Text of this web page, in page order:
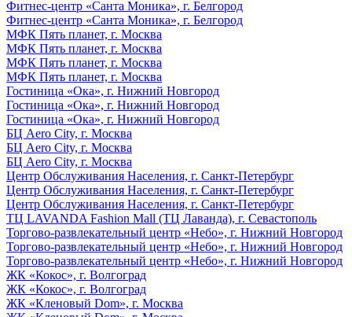
Фитнес-центр «Санта Моника», г. Белгород
Фитнес-центр «Санта Моника», г. Белгород
МФК Пять планет, г. Москва
МФК Пять планет, г. Москва
МФК Пять планет, г. Москва
МФК Пять планет, г. Москва
Гостиница «Ока», г. Нижний Новгород
Гостиница «Ока», г. Нижний Новгород
Гостиница «Ока», г. Нижний Новгород
БЦ Aero City, г. Москва
БЦ Aero City, г. Москва
БЦ Aero City, г. Москва
Центр Обслуживания Населения, г. Санкт-Петербург
Центр Обслуживания Населения, г. Санкт-Петербург
Центр Обслуживания Населения, г. Санкт-Петербург
ТЦ LAVANDA Fashion Mall (ТЦ Лаванда), г. Севастополь
Торгово-развлекательный центр «Небо», г. Нижний Новгород
Торгово-развлекательный центр «Небо», г. Нижний Новгород
Торгово-развлекательный центр «Небо», г. Нижний Новгород
ЖК «Кокос», г. Волгоград
ЖК «Кокос», г. Волгоград
ЖК «Кленовый Dom», г. Москва